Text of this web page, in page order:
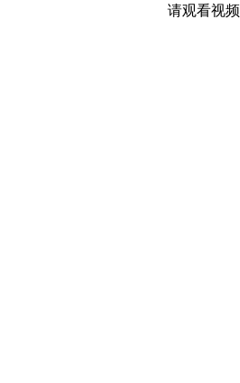
请观看视频